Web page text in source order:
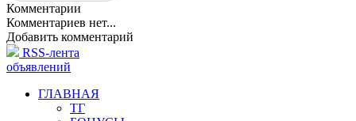
Комментарии
Комментариев нет...
Добавить комментарий
RSS-лента
объявлений
ГЛАВНАЯ
ТГ